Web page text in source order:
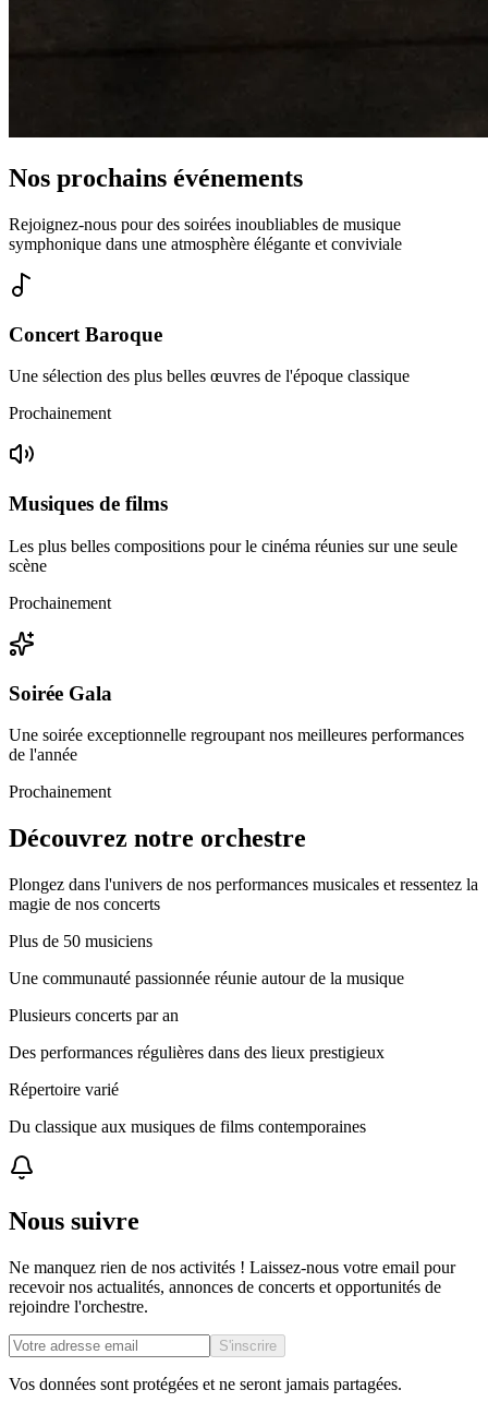
Nos prochains événements
Rejoignez-nous pour des soirées inoubliables de musique
symphonique dans une atmosphère élégante et conviviale
Concert Baroque
Une sélection des plus belles œuvres de l'époque classique
Prochainement
Musiques de films
Les plus belles compositions pour le cinéma réunies sur une seule
scène
Prochainement
Soirée Gala
Une soirée exceptionnelle regroupant nos meilleures performances
de l'année
Prochainement
Découvrez notre orchestre
Plongez dans l'univers de nos performances musicales et ressentez la
magie de nos concerts
Plus de 50 musiciens
Une communauté passionnée réunie autour de la musique
Plusieurs concerts par an
Des performances régulières dans des lieux prestigieux
Répertoire varié
Du classique aux musiques de films contemporaines
Nous suivre
Ne manquez rien de nos activités ! Laissez-nous votre email pour
recevoir nos actualités, annonces de concerts et opportunités de
rejoindre l'orchestre.
S'inscrire
Vos données sont protégées et ne seront jamais partagées.